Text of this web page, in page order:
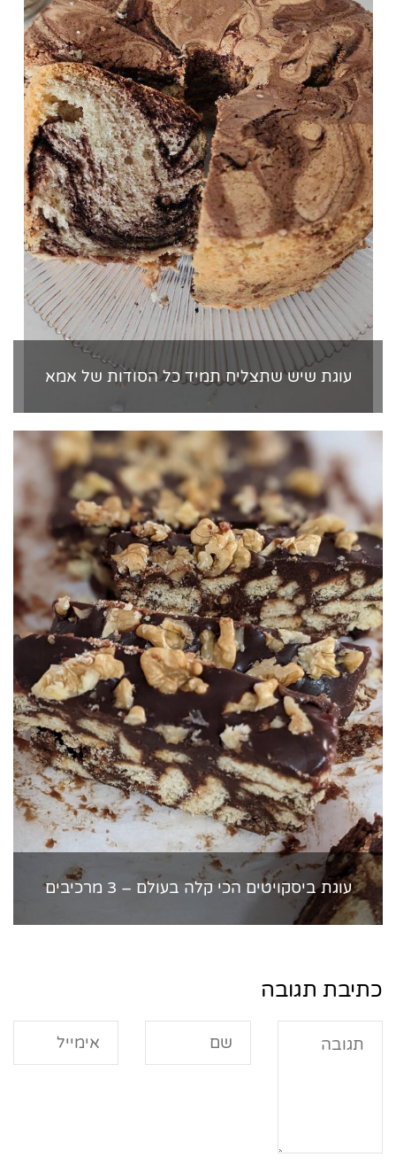
עוגת שיש שתצליח תמיד כל הסודות של אמא
עוגת ביסקויטים הכי קלה בעולם – 3 מרכיבים
כתיבת תגובה